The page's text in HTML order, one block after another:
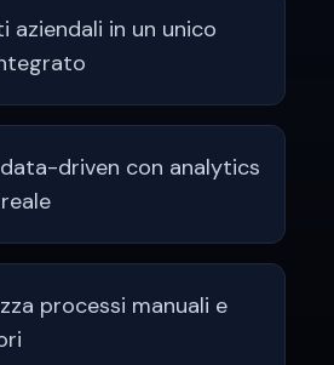
aziendali in un unico
driven con analytics
processi manuali e